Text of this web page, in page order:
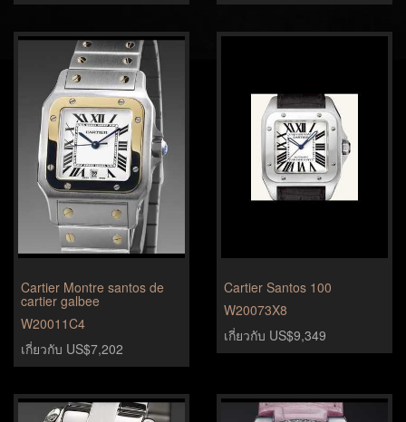
Cartier Montre santos de
cartier galbee
W20011C4
เกี่ยวกับ US$7,202
Cartier Santos 100
W20073X8
เกี่ยวกับ US$9,349